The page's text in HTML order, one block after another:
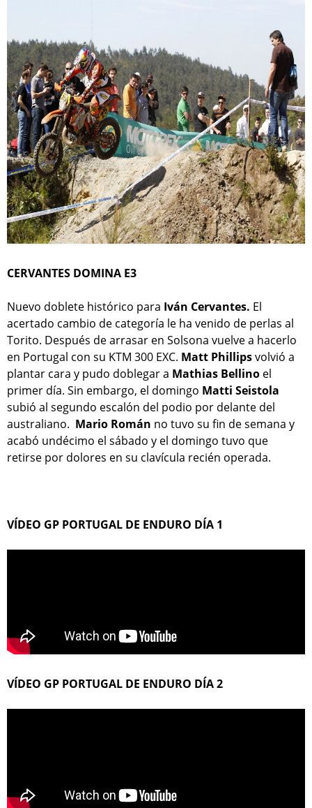
CERVANTES DOMINA E3
Nuevo doblete histórico para Iván Cervantes. El
acertado cambio de categoría le ha venido de perlas al
Torito. Después de arrasar en Solsona vuelve a hacerlo
en Portugal con su KTM 300 EXC. Matt Phillipsvolvió a
plantar cara y pudo doblegar a Mathias Bellino el
primer día. Sin embargo, el domingo Matti Seistola
subió al segundo escalón del podio por delante del
australiano. Mario Román no tuvo su fin de semana y
acabó undécimo el sábado y el domingo tuvo que
retirse por dolores en su clavícula recién operada.
VÍDEO GP PORTUGAL DE ENDURO DÍA 1
VÍDEO GP PORTUGAL DE ENDURO DÍA 2